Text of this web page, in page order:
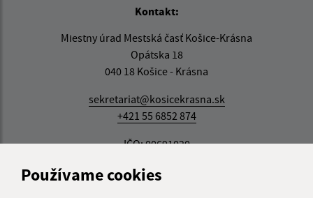
Používame cookies
Kontakt:
Miestny úrad Mestská časť Košice-Krásna
Opátska 18
040 18 Košice - Krásna
sekretariat@kosicekrasna.sk
+421 55 6852 874
IČO: 00691020